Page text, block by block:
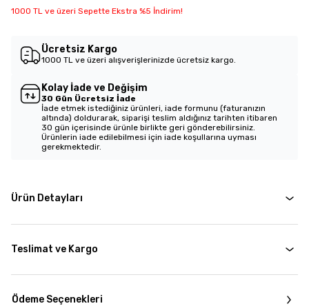
1000 TL ve üzeri Sepette Ekstra %5 İndirim!
Ücretsiz Kargo
1000 TL ve üzeri alışverişlerinizde ücretsiz kargo.
Kolay İade ve Değişim
30 Gün Ücretsiz İade
İade etmek istediğiniz ürünleri, iade formunu (faturanızın
altında) doldurarak, siparişi teslim aldığınız tarihten itibaren
30 gün içerisinde ürünle birlikte geri gönderebilirsiniz.
Ürünlerin iade edilebilmesi için iade koşullarına uyması
gerekmektedir.
Ürün Detayları
Teslimat ve Kargo
Ödeme Seçenekleri